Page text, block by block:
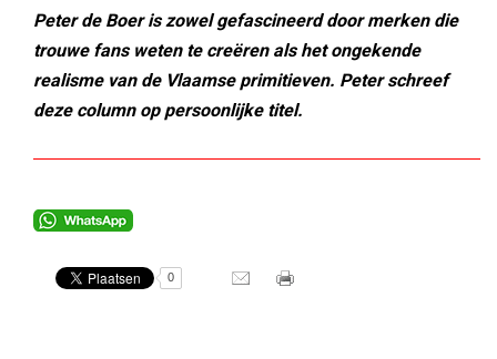
Peter de Boer is zowel gefascineerd door merken die
trouwe fans weten te creëren als het ongekende
realisme van de Vlaamse primitieven. Peter schreef
deze column op persoonlijke titel.
0